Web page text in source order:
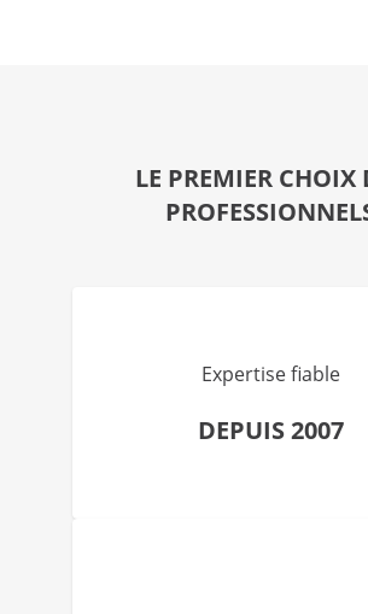
LE PREMIER CHOIX
Expertise fiable
DEPUIS 2007